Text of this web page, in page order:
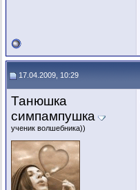
17.04.2009, 10:29
Танюшка
симпампушка
ученик волшебника))